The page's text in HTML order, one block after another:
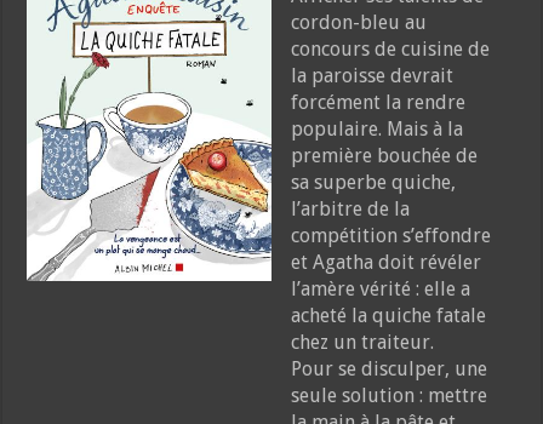
cordon-bleu au
concours de cuisine de
la paroisse devrait
forcément la rendre
populaire. Mais à la
première bouchée de
sa superbe quiche,
l’arbitre de la
compétition s’effondre
et Agatha doit révéler
l’amère vérité : elle a
acheté la quiche fatale
chez un traiteur.
Pour se disculper, une
seule solution : mettre